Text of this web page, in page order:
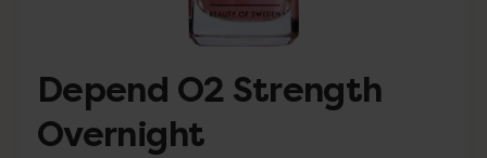
Depend O2 Strength
Overnight